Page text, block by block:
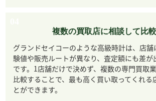
複数の買取店に相談して比
グランドセイコーのような高級時計は、店
験値や販売ルートが異なり、査定額にも差が
です。1店舗だけで決めず、複数の専門買取
比較することで、最も高く買い取ってくれる
とができます。